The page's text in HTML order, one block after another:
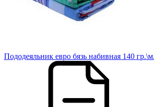
Пододеяльник евро бязь набивная 140